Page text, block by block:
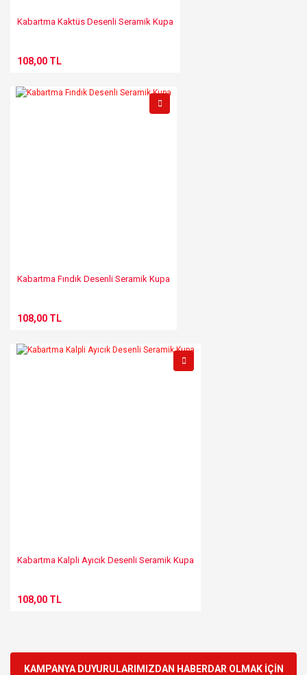
Kabartma Kaktüs Desenli Seramik Kupa
108,00 TL
Kabartma Fındık Desenli Seramik Kupa
108,00 TL
Kabartma Kalpli Ayıcık Desenli Seramik Kupa
108,00 TL
KAMPANYA DUYURULARIMIZDAN HABERDAR OLMAK İÇİN